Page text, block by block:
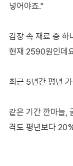
넣어야죠."
김장 속 재료 중 하
현재 2590원인데
최근 5년간 평년
같은 기간 깐마늘,
격도 평년보다